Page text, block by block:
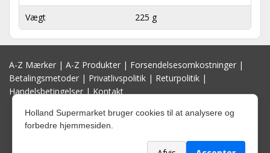
Vægt 225 g
A-Z Mærker | A-Z Produkter | Forsendelsesomkostninger |
Betalingsmetoder | Privatlivspolitik | Returpolitik |
Handelsbetingelser|Kontakt
Holland Supermarket bruger cookies til at analysere og
forbedre hjemmesiden.